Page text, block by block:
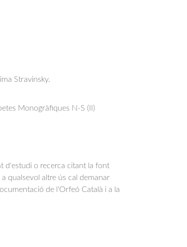
Stravinsky.
Monogràfiques N-S (II)
d'estudi o recerca citant la font
a qualsevol altre ús cal demanar
de l'Orfeó Català i a la